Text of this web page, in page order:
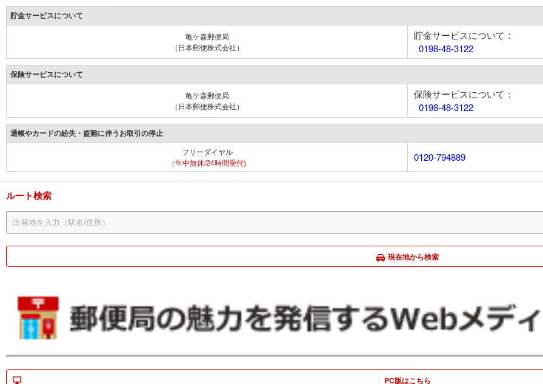
貯金サービスについて
亀ケ森郵便局
（日本郵便株式会社）
貯金サービスについて：
0198-48-3122
保険サービスについて
亀ケ森郵便局
（日本郵便株式会社）
保険サービスについて：
0198-48-3122
通帳やカードの紛失・盗難に伴うお取引の停止
フリーダイヤル
（年中無休/24時間受付)
0120-794889
ルート検索
現在地から検索
PC版はこちら